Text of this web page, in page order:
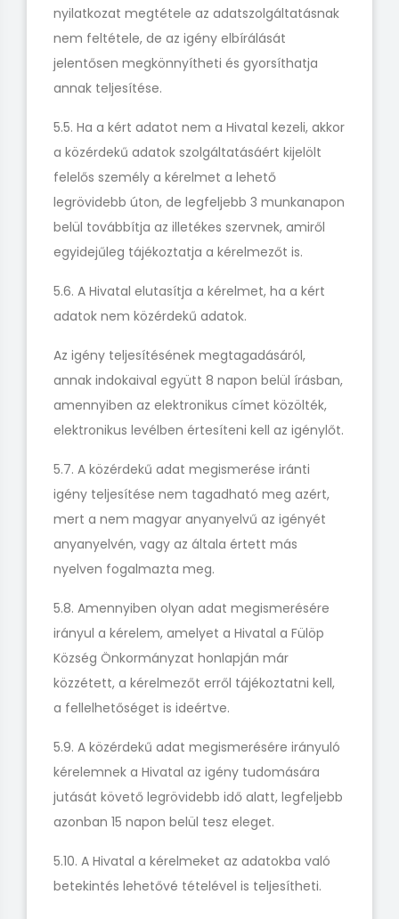
nyilatkozat megtétele az adatszolgáltatásnak
nem feltétele, de az igény elbírálását
jelentősen megkönnyítheti és gyorsíthatja
annak teljesítése.
5.5. Ha a kért adatot nem a Hivatal kezeli, akkor
a közérdekű adatok szolgáltatásáért kijelölt
felelős személy a kérelmet a lehető
legrövidebb úton, de legfeljebb 3 munkanapon
belül továbbítja az illetékes szervnek, amiről
egyidejűleg tájékoztatja a kérelmezőt is.
5.6. A Hivatal elutasítja a kérelmet, ha a kért
adatok nem közérdekű adatok.
Az igény teljesítésének megtagadásáról,
annak indokaival együtt 8 napon belül írásban,
amennyiben az elektronikus címet közölték,
elektronikus levélben értesíteni kell az igénylőt.
5.7. A közérdekű adat megismerése iránti
igény teljesítése nem tagadható meg azért,
mert a nem magyar anyanyelvű az igényét
anyanyelvén, vagy az általa értett más
nyelven fogalmazta meg.
5.8. Amennyiben olyan adat megismerésére
irányul a kérelem, amelyet a Hivatal a Fülöp
Község Önkormányzat honlapján már
közzétett, a kérelmezőt erről tájékoztatni kell,
a fellelhetőséget is ideértve.
5.9. A közérdekű adat megismerésére irányuló
kérelemnek a Hivatal az igény tudomására
jutását követő legrövidebb idő alatt, legfeljebb
azonban 15 napon belül tesz eleget.
5.10. A Hivatal a kérelmeket az adatokba való
betekintés lehetővé tételével is teljesítheti.